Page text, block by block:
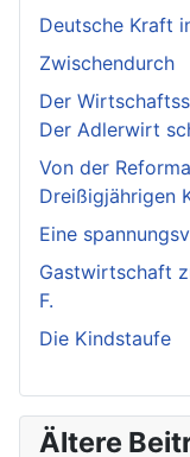
Deutsche Kraft
Zwischendurch
Der
Der Adlerwirt
Von der
Dreißigjährigen
Eine
Gastwirtschaft
F.
Die Kindstaufe
Ältere